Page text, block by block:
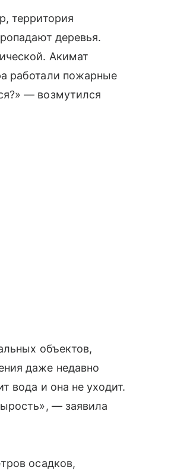
территория
деревья.
Акимат
работали пожарные
— возмутился
объектов,
даже недавно
вода и она не уходит.
— заявила
осадков,